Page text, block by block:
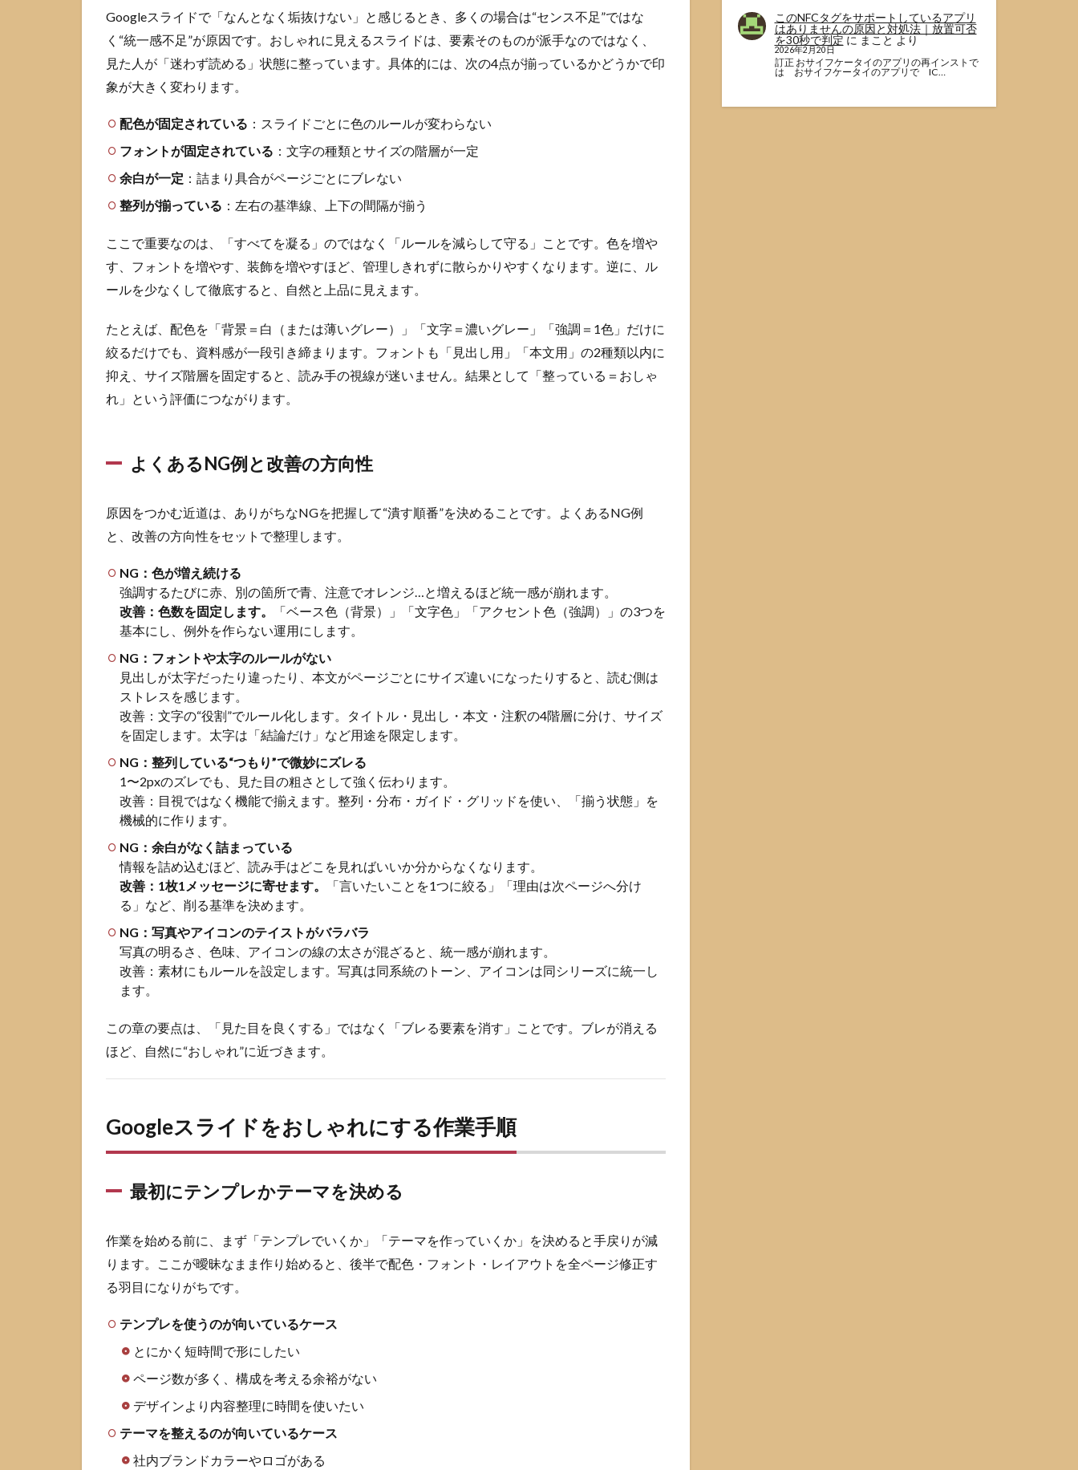
ドをお
しゃれ
にする
作業手
順
最初
ンプ
レか
マを
る
2.2
テー
集で
配色
とフ
ォン
トを
一括
2.3
と整
列を
ガイ
グリ
ッド
で固
定す
る
2.4
画像
とア
イコ
ンで
質感
を上
げる
2.5
げに
情報
量を
削っ
線誘
導を
作る
3
スライ
ドのお
配色ル
3.1
とア
クセ
決め
方
3.2
トラ
スト
で読
める
にす
る
3.3
Googleスライドで「なんとなく垢抜けない」と感じるとき、多くの場合は“センス不足”ではな
く“統一感不足”が原因です。おしゃれに見えるスライドは、要素そのものが派手なのではなく、
見た人が「迷わず読める」状態に整っています。具体的には、次の4点が揃っているかどうかで印
象が大きく変わります。
配色が固定されている ：スライドごとに色のルールが変わらない
フォントが固定されている ：文字の種類とサイズの階層が一定
余白が一定 ：詰まり具合がページごとにブレない
整列が揃っている ：左右の基準線、上下の間隔が揃う
ここで重要なのは、「すべてを凝る」のではなく「ルールを減らして守る」ことです。色を増や
す、フォントを増やす、装飾を増やすほど、管理しきれずに散らかりやすくなります。逆に、ル
ールを少なくして徹底すると、自然と上品に見えます。
たとえば、配色を「背景＝白（または薄いグレー）」「文字＝濃いグレー」「強調＝1色」だけに
絞るだけでも、資料感が一段引き締まります。フォントも「見出し用」「本文用」の2種類以内に
抑え、サイズ階層を固定すると、読み手の視線が迷いません。結果として「整っている＝おしゃ
れ」という評価につながります。
よくあるNG例と改善の方向性
原因をつかむ近道は、ありがちなNGを把握して“潰す順番”を決めることです。よくあるNG例
と、改善の方向性をセットで整理します。
NG：色が増え続ける
強調するたびに赤、別の箇所で青、注意でオレンジ…と増えるほど統一感が崩れます。
改善：色数を固定します。
「ベース色（背景）」「文字色」「アクセント色（強調）」の3つを
基本にし、例外を作らない運用にします。
NG：フォントや太字のルールがない
見出しが太字だったり違ったり、本文がページごとにサイズ違いになったりすると、読む側は
ストレスを感じます。
改善：文字の“役割”でルール化します。タイトル・見出し・本文・注釈の4階層に分け、サイズ
を固定します。太字は「結論だけ」など用途を限定します。
NG：整列している“つもり”で微妙にズレる
1〜2pxのズレでも、見た目の粗さとして強く伝わります。
改善：目視ではなく機能で揃えます。整列・分布・ガイド・グリッドを使い、「揃う状態」を
機械的に作ります。
NG：余白がなく詰まっている
情報を詰め込むほど、読み手はどこを見ればいいか分からなくなります。
改善：1枚1メッセージに寄せます。
「言いたいことを1つに絞る」「理由は次ページへ分け
る」など、削る基準を決めます。
NG：写真やアイコンのテイストがバラバラ
写真の明るさ、色味、アイコンの線の太さが混ざると、統一感が崩れます。
改善：素材にもルールを設定します。写真は同系統のトーン、アイコンは同シリーズに統一し
ます。
この章の要点は、「見た目を良くする」ではなく「ブレる要素を消す」ことです。ブレが消える
ほど、自然に“おしゃれ”に近づきます。
Googleスライドをおしゃれにする作業手順
最初にテンプレかテーマを決める
作業を始める前に、まず「テンプレでいくか」「テーマを作っていくか」を決めると手戻りが減
ります。ここが曖昧なまま作り始めると、後半で配色・フォント・レイアウトを全ページ修正す
る羽目になりがちです。
テンプレを使うのが向いているケース
とにかく短時間で形にしたい
ページ数が多く、構成を考える余裕がない
デザインより内容整理に時間を使いたい
テーマを整えるのが向いているケース
社内ブランドカラーやロゴがある
このNFCタグをサポートしているアプリ
はありませんの原因と対処法｜放置可否
を30秒で判定 に まこと より
2026年2月20日
訂正 おサイフケータイのアプリの再インストで
は おサイフケータイのアプリで IC…